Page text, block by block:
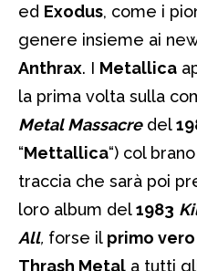
ed Exodus, come i
genere insieme ai
Anthrax. I Metallica
la prima volta sulla
Metal Massacredel
“Mettallica“) col brano
traccia che sarà poi
loro album del1983
All, forse il primo
Thrash Metal a tutti